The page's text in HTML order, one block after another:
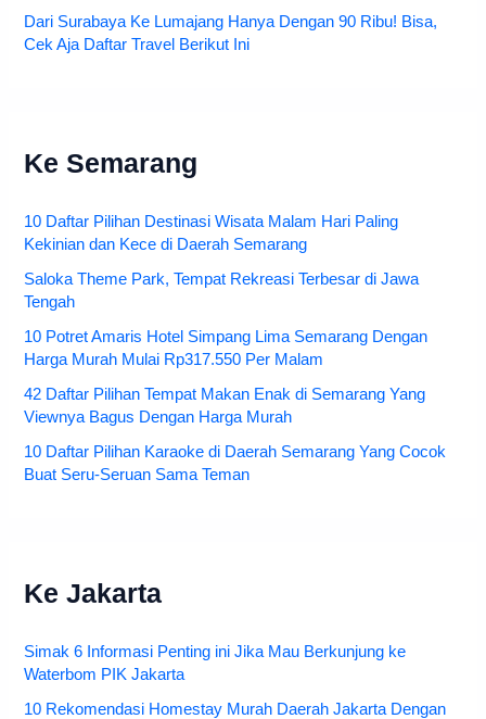
Dari Surabaya Ke Lumajang Hanya Dengan 90 Ribu! Bisa,
Cek Aja Daftar Travel Berikut Ini
Ke Semarang
10 Daftar Pilihan Destinasi Wisata Malam Hari Paling
Kekinian dan Kece di Daerah Semarang
Saloka Theme Park, Tempat Rekreasi Terbesar di Jawa
Tengah
10 Potret Amaris Hotel Simpang Lima Semarang Dengan
Harga Murah Mulai Rp317.550 Per Malam
42 Daftar Pilihan Tempat Makan Enak di Semarang Yang
Viewnya Bagus Dengan Harga Murah
10 Daftar Pilihan Karaoke di Daerah Semarang Yang Cocok
Buat Seru-Seruan Sama Teman
Ke Jakarta
Simak 6 Informasi Penting ini Jika Mau Berkunjung ke
Waterbom PIK Jakarta
10 Rekomendasi Homestay Murah Daerah Jakarta Dengan